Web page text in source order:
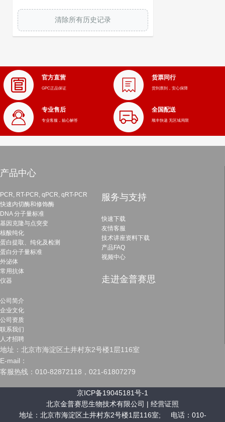
清除所有历史记录
官方直营
GPC正品保证
货票同行
货到票到，安心保障
专业售后
专业客服，贴心解答
全国配送
顺丰快递 无区域局限
产品中心
PCR, RT-PCR, qPCR, qRT-PCR
快速内切酶和修饰酶
DNA 分子量标准
基因克隆与点突变
核酸纯化
蛋白提取、纯化及检测
蛋白分子量标准
外泌体
常用抗体
仪器
服务与支持
快速下载
友情客服
技术讲座资料下载
产品FAQ
视频中心
走进金普赛思
公司简介
企业文化
公司资质
联系我们
人才招聘
地址：北京市海淀区土井村东2号楼1层116室
E-mail：
客服热线：010-82872118，021-61807279
京ICP备19045181号-1
北京金普赛思生物技术有限公司 | 经营证照
地址：北京市海淀区土井村东2号楼1层116室; 电话：010-